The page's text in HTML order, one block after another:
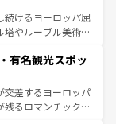
気や、バルセロナの
ローマ遺跡や中世
スペインはその個
続けるヨーロッパ屈
やルーブル美術館
宮殿、歴史的な大
が、訪れる者を心
の国としても知ら
産にも登録されて
有名観光スポッ
交差するヨーロッパ
るロマンチック街